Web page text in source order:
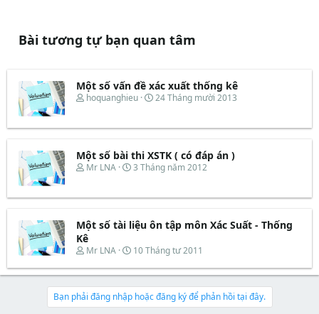
Bài tương tự bạn quan tâm
Một số vấn đề xác xuất thống kê
T
e
d
s
r
e
r
hoquanghieu
N
y
ắ
t
u
24 Tháng mười 2013
Một số bài thi XSTK ( có đáp án )
T
e
d
s
t
a
r
t
e
r
Mr LNA
N
y
ắ
đ
ầ
u
3 Tháng năm 2012
Một số tài liệu ôn tập môn Xác Suất - Thống
Kê
T
r
a
d
Mr LNA
N
à
b
ắ
10 Tháng tư 2011
Bạn phải đăng nhập hoặc đăng ký để phản hồi tại đây.